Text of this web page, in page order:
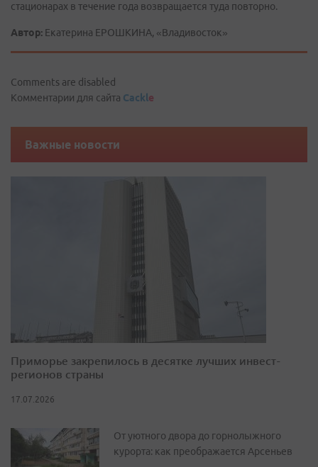
стационарах в течение года возвращается туда повторно.
Автор: Екатерина ЕРОШКИНА, «Владивосток»
Comments are disabled
Комментарии для сайта Cackle
Важные новости
Приморье закрепилось в десятке лучших инвест-
регионов страны
17.07.2026
От уютного двора до горнолыжного
курорта: как преображается Арсеньев